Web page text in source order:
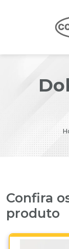
Confira
produto